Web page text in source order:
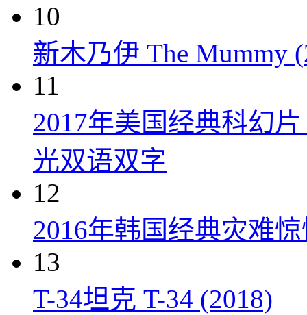
10
新木乃伊 The Mummy
11
2017年美国经典科幻
光双语双字
12
2016年韩国经典灾难
13
T-34坦克 T-34 (2018)